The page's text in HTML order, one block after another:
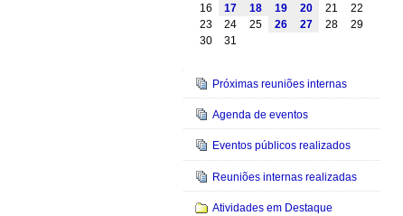
16
17 18 19 20 21
22
23
24 25 26 27 28
29
30
31
Navegação
Próximas reuniões internas
Agenda de eventos
Eventos públicos realizados
Reuniões internas realizadas
Atividades em Destaque